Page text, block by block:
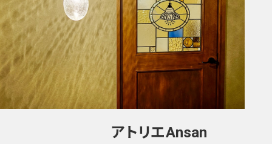
アトリエAnsan